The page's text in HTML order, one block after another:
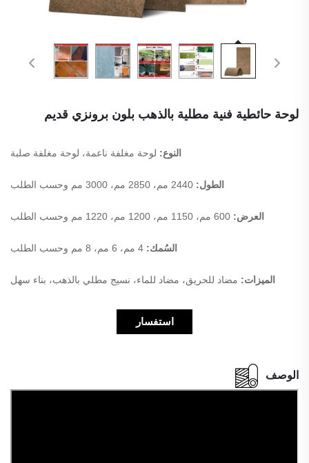
لوحة حائطية فنية مطلية بالذهب بلون برونزي قديم
النوع: لوحة مغلفة ناعمة، لوحة مغلفة صلبة
الطول: 2440 مم، 2850 مم، 3000 مم وحسب الطلب
العرض: 600 مم، 1150 مم، 1200 مم، 1220 مم وحسب الطلب
السُمك: 4 مم، 6 مم، 8 مم وحسب الطلب
الميزات: مضاد للحريق، مضاد للماء، نسيج مطلي بالذهب، بناء سهل
استفسار
الوصف